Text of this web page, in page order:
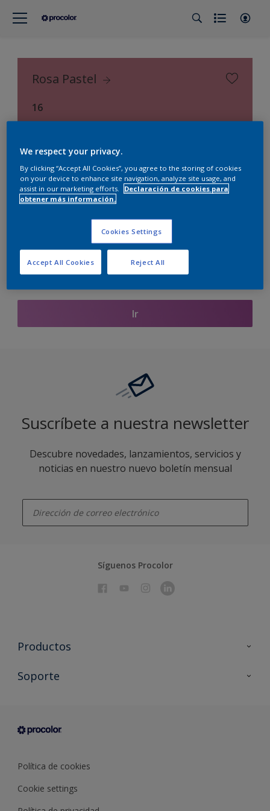
Rosa Pastel
16
Procolor Selección (Procolor Interior)
Encontrar productos de este color
Ir
Suscríbete a nuestra newsletter
Descubre novedades, lanzamientos, servicios y
noticias en nuestro nuevo boletín mensual
Síguenos Procolor
Productos
Todos los productos
Condiciones generales de venta
Soporte
Sobre Procolor
Política de cookies
Cookie settings
We respect your privacy.
By clicking “Accept All Cookies”, you agree to the storing of cookies
on your device to enhance site navigation, analyze site usage, and
assist in our marketing efforts.
Declaración de cookies para
obtener más información.
Cookies Settings
Reject All
Accept All Cookies